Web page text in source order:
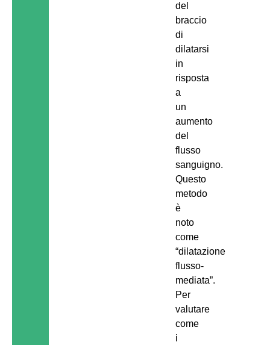
del
braccio
di
dilatarsi
in
risposta
a
un
aumento
del
flusso
sanguigno.
Questo
metodo
è
noto
come
“dilatazione
flusso-
mediata”.
Per
valutare
come
i